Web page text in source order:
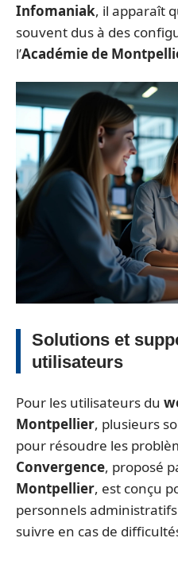
Infomaniak, il apparaît
souvent dus à des
l’Académie de
Solutions et
utilisateurs
Pour les utilisateurs du
Montpellier, plusieurs
pour résoudre les
Convergence, proposé
Montpellier, est conçu
personnels
suivre en cas de